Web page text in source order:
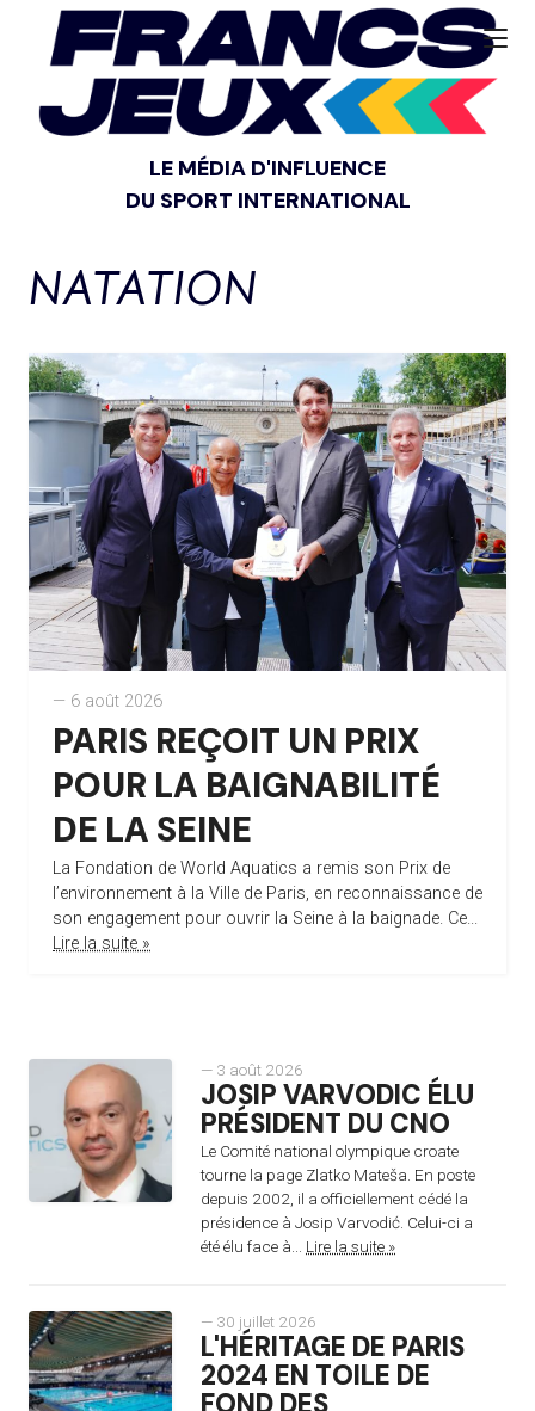
LE MÉDIA D'INFLUENCE
DU SPORT INTERNATIONAL
NATATION
— 6 août 2026
PARIS REÇOIT UN PRIX
POUR LA BAIGNABILITÉ
DE LA SEINE
La Fondation de World Aquatics a remis son Prix de
l’environnement à la Ville de Paris, en reconnaissance de
son engagement pour ouvrir la Seine à la baignade. Ce...
Lire la suite »
— 3 août 2026
JOSIP VARVODIC ÉLU
PRÉSIDENT DU CNO
Le Comité national olympique croate
tourne la page Zlatko Mateša. En poste
depuis 2002, il a officiellement cédé la
présidence à Josip Varvodić. Celui-ci a
été élu face à... Lire la suite »
— 30 juillet 2026
L'HÉRITAGE DE PARIS
2024 EN TOILE DE